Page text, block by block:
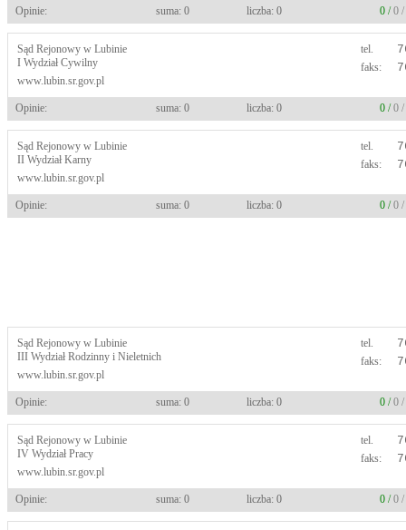
Opinie: suma: 0 liczba: 0 0 /0 /
Sąd Rejonowy w Lubinie
I Wydział Cywilny
www.lubin.sr.gov.pl
tel.
faks:
Opinie: suma: 0 liczba: 0 0 /0 /
Sąd Rejonowy w Lubinie
II Wydział Karny
www.lubin.sr.gov.pl
tel.
faks:
Opinie: suma: 0 liczba: 0 0 /0 /
Sąd Rejonowy w Lubinie
III Wydział Rodzinny i Nieletnich
www.lubin.sr.gov.pl
tel.
faks:
Opinie: suma: 0 liczba: 0 0 /0 /
Sąd Rejonowy w Lubinie
IV Wydział Pracy
www.lubin.sr.gov.pl
tel.
faks:
Opinie: suma: 0 liczba: 0 0 /0 /